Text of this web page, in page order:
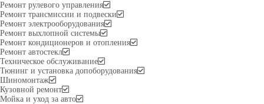
Ремонт рулевого управления
Ремонт трансмиссии и подвески
Ремонт электрооборудования
Ремонт выхлопной системы
Ремонт кондиционеров и отопления
Ремонт автостекл
Техническое обслуживание
Тюнинг и установка допоборудования
Шиномонтаж
Кузовной ремонт
Мойка и уход за авто